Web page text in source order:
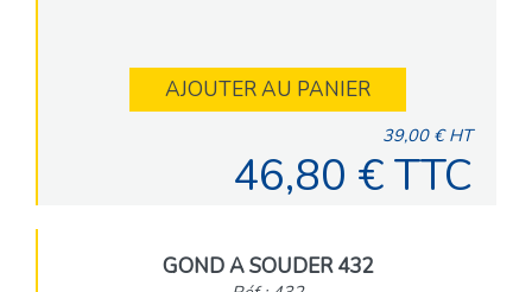
AJOUTER AU PANIER
39,00 € HT
46,80 € TTC
GOND A SOUDER 432